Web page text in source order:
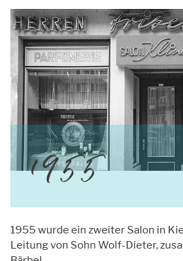
1955
1955 wurde ein zweiter Salon in
Leitung von Sohn Wolf-Dieter,